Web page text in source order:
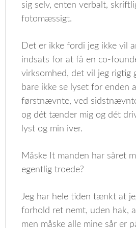
sig selv, enten verbalt,
fotomæssigt.
Det er ikke fordi jeg ikke vil
indsats for at få en co-
virksomhed, det vil jeg rigtig
bare ikke se lyset for enden
førstnævnte, ved sidstnævnte
og dét tænder mig og dét
lyst og min iver.
Måske It manden har såret
egentlig troede?
Jeg har hele tiden tænkt at
forhold ret nemt, uden hak,
men måske alle mine sår er